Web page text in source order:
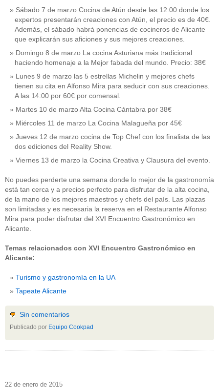
Sábado 7 de marzo Cocina de Atún desde las 12:00 donde los
expertos presentarán creaciones con Atún, el precio es de 40€.
Además, el sábado habrá ponencias de cocineros de Alicante
que explicarán sus aficiones y sus mejores creaciones.
Domingo 8 de marzo La cocina Asturiana más tradicional
haciendo homenaje a la Mejor fabada del mundo. Precio: 38€
Lunes 9 de marzo las 5 estrellas Michelin y mejores chefs
tienen su cita en Alfonso Mira para seducir con sus creaciones.
A las 14:00 por 60€ por comensal.
Martes 10 de marzo Alta Cocina Cántabra por 38€
Miércoles 11 de marzo La Cocina Malagueña por 45€
Jueves 12 de marzo cocina de Top Chef con los finalista de las
dos ediciones del Reality Show.
Viernes 13 de marzo la Cocina Creativa y Clausura del evento.
No puedes perderte una semana donde lo mejor de la gastronomía
está tan cerca y a precios perfecto para disfrutar de la alta cocina,
de la mano de los mejores maestros y chefs del país. Las plazas
son limitadas y es necesaria la reserva en el Restaurante Alfonso
Mira para poder disfrutar del XVI Encuentro Gastronómico en
Alicante.
Temas relacionados con XVI Encuentro Gastronómico en
Alicante:
Turismo y gastronomía en la UA
Tapeate Alicante
Sin comentarios
Publicado por Equipo Cookpad
22 de enero de 2015